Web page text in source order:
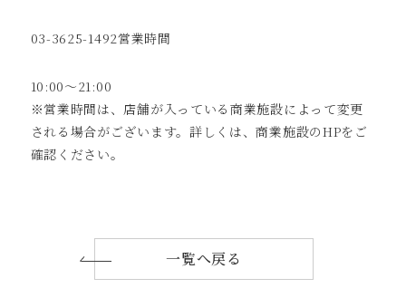
03-3625-1492営業時間
10:00～21:00
※営業時間は、店舗が入っている商業施設によって変更
される場合がございます。詳しくは、商業施設のHPをご
確認ください。
一覧へ戻る